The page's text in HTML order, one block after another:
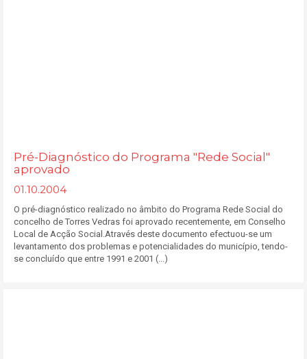
Pré-Diagnóstico do Programa "Rede Social"
aprovado
01.10.2004
O pré-diagnóstico realizado no âmbito do Programa Rede Social do
concelho de Torres Vedras foi aprovado recentemente, em Conselho
Local de Acção Social.Através deste documento efectuou-se um
levantamento dos problemas e potencialidades do município, tendo-
se concluído que entre 1991 e 2001 (...)